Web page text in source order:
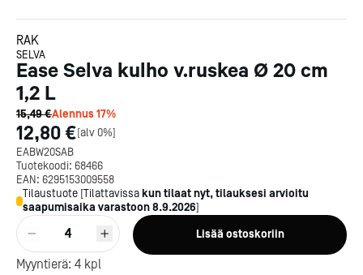
RAK
SELVA
Ease Selva kulho v.ruskea Ø 20 cm
1,2 L
15,49 €Alennus17%
12,80 €[alv 0%]
EABW20SAB
Tuotekoodi: 68466
EAN: 6295153009558
Tilaustuote [Tilattavissa kun tilaat nyt, tilauksesi arvioitu
saapumisaika varastoon8.9.2026]
4 Lisää ostoskoriin
Myyntierä: 4 kpl
Kotipizza on vuonna 1987
perustettu yritys, jolla on yli